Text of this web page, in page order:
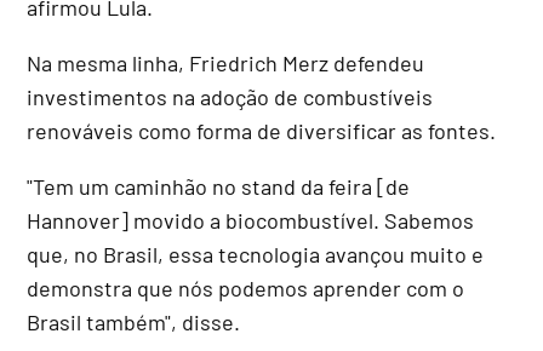
afirmou Lula.
Na mesma linha, Friedrich Merz defendeu
investimentos na adoção de combustíveis
renováveis como forma de diversificar as fontes.
"Tem um caminhão no stand da feira [de
Hannover] movido a biocombustível. Sabemos
que, no Brasil, essa tecnologia avançou muito e
demonstra que nós podemos aprender com o
Brasil também", disse.